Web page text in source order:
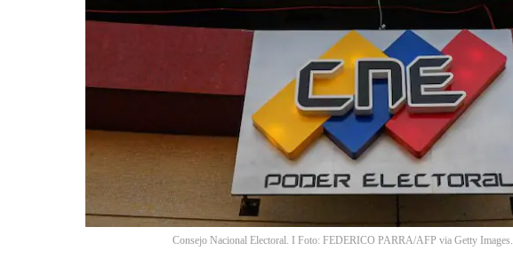
Consejo Nacional Electoral. I Foto: FEDERICO PARRA/AFP via Getty Images.